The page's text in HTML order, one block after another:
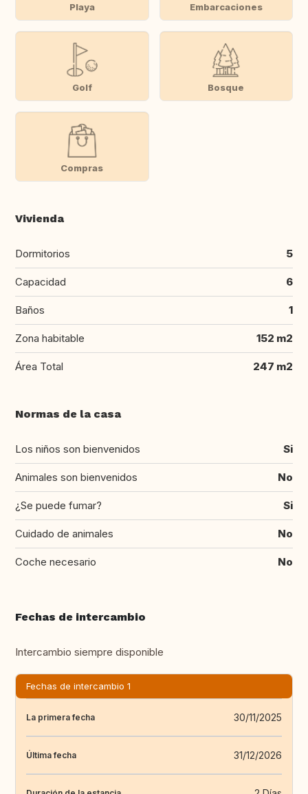
Playa Embarcaciones
Golf Bosque
Compras
Vivienda
Dormitorios 5
Capacidad 6
Baños 1
Zona habitable 152 m2
Área Total 247 m2
Normas de la casa
Los niños son bienvenidos Si
Animales son bienvenidos No
¿Se puede fumar? Si
Cuidado de animales No
Coche necesario No
Fechas de intercambio
Intercambio siempre disponible
Fechas de intercambio 1
La primera fecha 30/11/2025
Última fecha 31/12/2026